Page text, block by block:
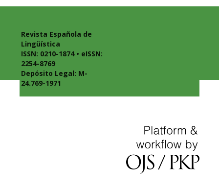
Revista Española de
Lingüística
ISSN: 0210-1874 • eISSN:
2254-8769
Depósito Legal: M-
24.769-1971